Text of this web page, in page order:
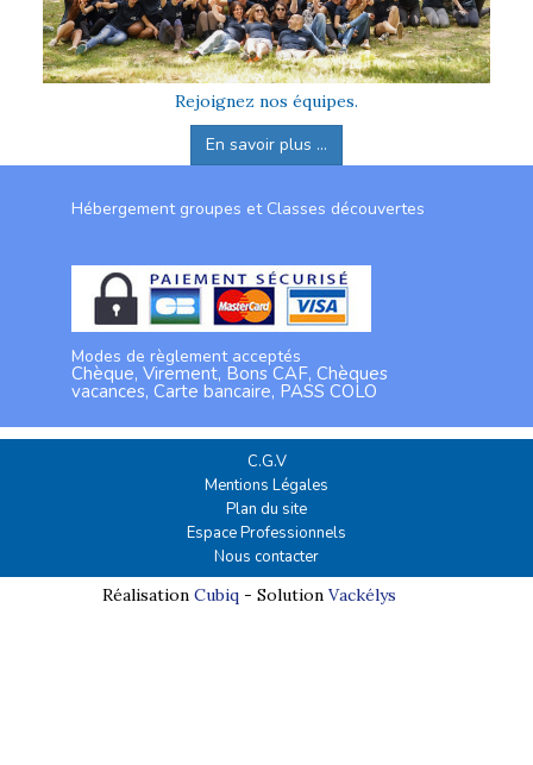
Rejoignez nos équipes.
En savoir plus ...
Hébergement groupes et Classes découvertes
Modes de règlement acceptés
Chèque, Virement, Bons CAF, Chèques
vacances, Carte bancaire, PASS COLO
C.G.V
Mentions Légales
Plan du site
Espace Professionnels
Nous contacter
Réalisation Cubiq- Solution Vackélys